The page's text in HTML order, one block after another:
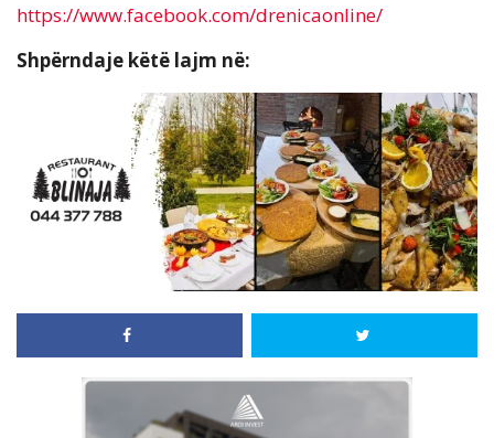
https://www.facebook.com/drenicaonline/
Shpërndaje këtë lajm në: